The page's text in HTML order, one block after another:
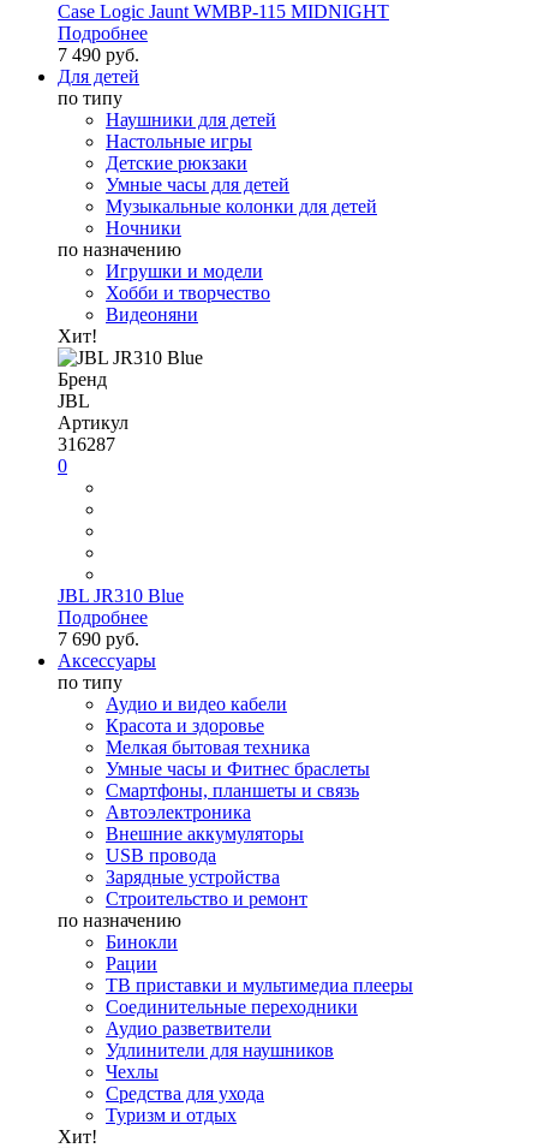
Case Logic Jaunt WMBP-115 MIDNIGHT
Подробнее
7 490 руб.
Для детей
по типу
Наушники для детей
Настольные игры
Детские рюкзаки
Умные часы для детей
Музыкальные колонки для детей
Ночники
по назначению
Игрушки и модели
Хобби и творчество
Видеоняни
Хит!
Бренд
JBL
Артикул
316287
0
JBL JR310 Blue
Подробнее
7 690 руб.
Аксессуары
по типу
Аудио и видео кабели
Красота и здоровье
Мелкая бытовая техника
Умные часы и Фитнес браслеты
Смартфоны, планшеты и связь
Автоэлектроника
Внешние аккумуляторы
USB провода
Зарядные устройства
Строительство и ремонт
по назначению
Бинокли
Рации
ТВ приставки и мультимедиа плееры
Соединительные переходники
Аудио разветвители
Удлинители для наушников
Чехлы
Средства для ухода
Туризм и отдых
Хит!